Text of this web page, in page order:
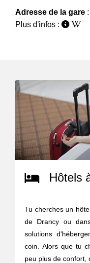
Adresse de la gare
Plus d'infos :
Hôtels
Tu cherches un
de Drancy ou
solutions
coin. Alors que tu
peu plus de confort,